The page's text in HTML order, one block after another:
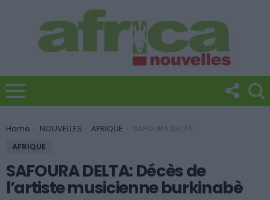
You are here:
Home NOUVELLES AFRIQUE
SAFOURA DELTA: Décès de l’artiste musicienne burkinabè
AFRIQUE
SAFOURA DELTA: Décès de
l’artiste musicienne burkinabè